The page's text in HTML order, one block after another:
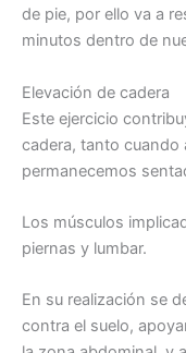
de pie, por ello va a
minutos dentro de
Elevación de cadera
Este ejercicio
cadera, tanto
permanecemos
Los músculos
piernas y lumbar.
En su realización se
contra el suelo,